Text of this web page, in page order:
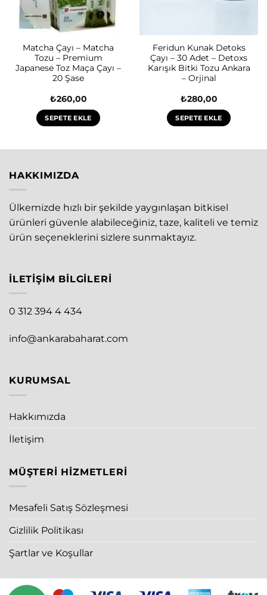
Matcha Çayı – Matcha
Tozu – Premium
Japanese Toz Maça Çayı –
20 Şase
₺260,00
SEPETE EKLE
Feridun Kunak Detoks
Çayı – 30 Adet – Detoxs
Karışık Bitki Tozu Ankara
– Orjinal
₺280,00
SEPETE EKLE
HAKKIMIZDA
Ülkemizde hızlı bir şekilde yaygınlaşan bitkisel
ürünleri güvenle alabileceğiniz, taze, kaliteli ve temiz
ürün seçeneklerini sizlere sunmaktayız.
İLETIŞIM BILGILERI
0 312 394 4 434
info@ankarabaharat.com
KURUMSAL
Hakkımızda
İletişim
MÜŞTERI HIZMETLERI
Mesafeli Satış Sözleşmesi
Gizlilik Politikası
Şartlar ve Koşullar